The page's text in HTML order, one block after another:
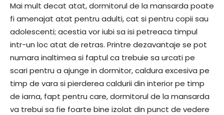
Mai mult decat atat, dormitorul de la mansarda poate
fi amenajat atat pentru adulti, cat si pentru copii sau
adolescenti; acestia vor iubi sa isi petreaca timpul
intr-un loc atat de retras. Printre dezavantaje se pot
numara inaltimea si faptul ca trebuie sa urcati pe
scari pentru a ajunge in dormitor, caldura excesiva pe
timp de vara si pierderea caldurii din interior pe timp
de iarna, fapt pentru care, dormitorul de la mansarda
va trebui sa fie foarte bine izolat din punct de vedere